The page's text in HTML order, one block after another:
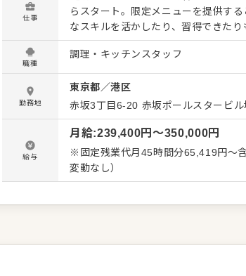
仕事
らスタート。限定メニューを提供す
なスキルを活かしたり、習得できた
発信してください。よりよいお店づく
体的には…】 ・仕込みから盛り付け
務 ・まかないづくり ・後輩スタッフ
・料理長の補助 ・新メニュー提案 など 入社後はスキルに合わせた業務からお任せします
で、徐々に仕事の幅を広げていきま
ず安心してスタートできる環境です
職種
調理・キッチンスタッフ
勤務地
東京都／港区
赤坂3丁目6-20 赤坂ポールスタービ
給与
月給:239,400円〜350,000円
※固定残業代月45時間分65,419円～
変動なし）